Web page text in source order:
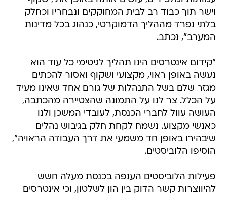
וישר תוך כבוד רב לבית המחוקקים ונבחריו וכחלק
בלתי נפרד מההליך הדמוקרטי, כנהוג בכל מדינות
המערב", נכתב.
"קידום אינטרסים הינו תהליך לגיטימי כל עוד הוא
נעשה באופן ראוי, מקצועי ושקוף ואסור להכתים
מגזר שלם בשל התנהלות של גורם אחד שאינו מעיד
על הכלל. צר לנו על התמונה שהצטיירה מהכתבה,
העושה עוול לחברי הכנסת, לעובדי המשכן ולנו
כאנשי מקצוע. נשמח לקחת חלק בגיבוש נהלים
שיבהירו באופן חד משמעי את דרך העבודה הראויה",
הוסיפו הלוביסטים.
פעילות הלוביסטים הענפה בכנסת מעלה חשש
להיווצרות קשר הדוק בין הון לשלטון, וכי אינטרסים